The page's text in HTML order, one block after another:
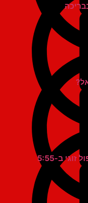
שיר הפספוס – גברת רביע – טיפול זוגי ב-5:55